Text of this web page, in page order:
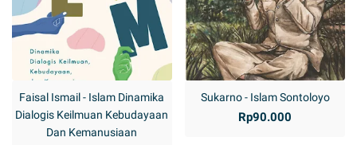
Faisal Ismail - Islam Dinamika
Dialogis Keilmuan Kebudayaan
Dan Kemanusiaan
Sukarno - Islam Sontoloyo
Rp90.000